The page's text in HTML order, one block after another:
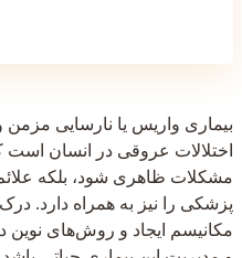
بیماری واریس یا نارسایی مزمن
اختلالات عروقی در انسان است
مشکلات ظاهری شود، بلکه
پزشکی را نیز به همراه دارد.
مکانیسم ایجاد و روش‌های نوین